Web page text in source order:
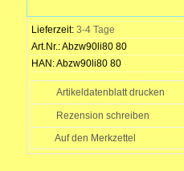
Lieferzeit: 3-4 Tage
Art.Nr.:Abzw90li80 80
HAN:Abzw90li80 80
Artikeldatenblatt drucken
Rezension schreiben